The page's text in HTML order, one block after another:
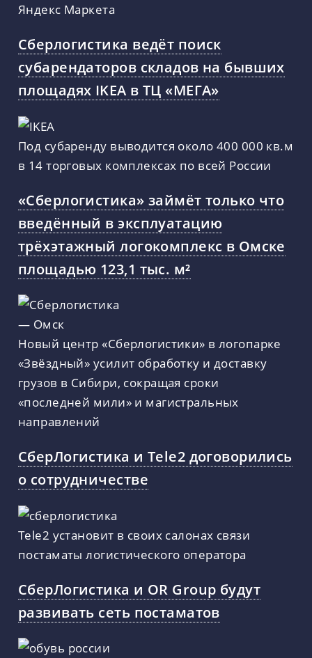
Яндекс Маркета
Сберлогистика ведёт поиск
субарендаторов складов на бывших
площадях IKEA в ТЦ «МЕГА»
Под субаренду выводится около 400 000 кв.м
в 14 торговых комплексах по всей России
«Сберлогистика» займёт только что
введённый в эксплуатацию
трёхэтажный логокомплекс в Омске
площадью 123,1 тыс. м²
Новый центр «Сберлогистики» в логопарке
«Звёздный» усилит обработку и доставку
грузов в Сибири, сокращая сроки
«последней мили» и магистральных
направлений
СберЛогистика и Tele2 договорились
о сотрудничестве
Tele2 установит в своих салонах связи
постаматы логистического оператора
СберЛогистика и OR Group будут
развивать сеть постаматов